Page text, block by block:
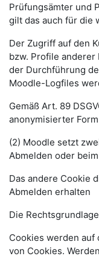
Prüfungsämter und
gilt das auch für die
Der Zugriff auf den
bzw. Profile
der Durchführung
Moodle-Logfiles
Gemäß Art. 89
anonymisierter
(2) Moodle setzt
Abmelden oder
Das andere Cookie
Abmelden erhalten
Die
Cookies werden
von Cookies.